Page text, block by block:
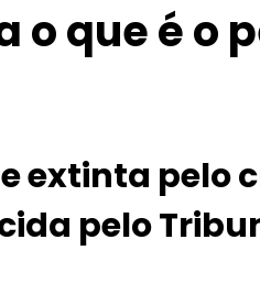
o que é
extinta pelo
pelo